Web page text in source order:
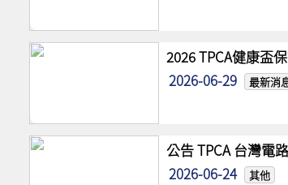
2026 TPCA健康盃
2026-06-29
最新消
公告 TPCA 台灣電
2026-06-24
其他